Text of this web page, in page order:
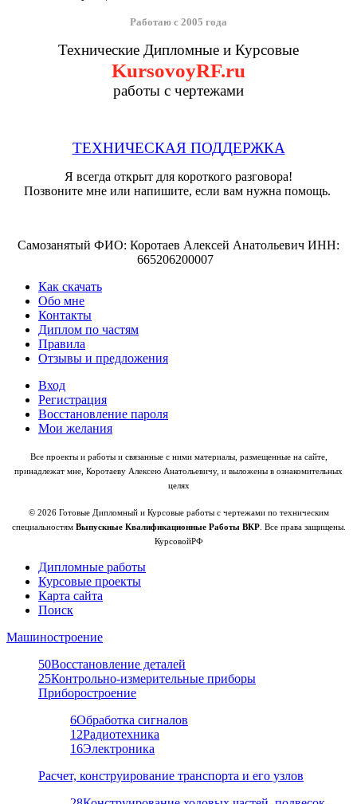
Работаю с 2005 года
Технические Дипломные и Курсовые
KursovoyRF.ru
работы с чертежами
ТЕХНИЧЕСКАЯ ПОДДЕРЖКА
Я всегда открыт для короткого разговора!
Позвоните мне или напишите, если вам нужна помощь.
Самозанятый ФИО: Коротаев Алексей Анатольевич ИНН:
665206200007
Как скачать
Обо мне
Контакты
Диплом по частям
Правила
Отзывы и предложения
Вход
Регистрация
Восстановление пароля
Мои желания
Все проекты и работы и связанные с ними материалы, размещенные на сайте,
принадлежат мне, Коротаеву Алексею Анатольевичу, и выложены в ознакомительных
целях
© 2026 Готовые Дипломный и Курсовые работы с чертежами по техническим
специальностям Выпускные Квалификационные Работы ВКР. Все права защищены.
КурсовойРФ
Дипломные работы
Курсовые проекты
Карта сайта
Поиск
Машиностроение
50Восстановление деталей
25Контрольно-измерительные приборы
Приборостроение
6Обработка сигналов
12Радиотехника
16Электроника
Расчет, конструирование транспорта и его узлов